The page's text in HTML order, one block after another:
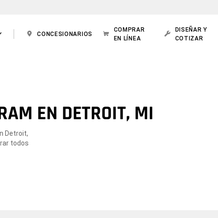
CONCESIONARIOS
COMPRAR
EN LÍNEA
DISEÑAR Y
COTIZAR
EN DETROIT, MI
Detroit,
todos